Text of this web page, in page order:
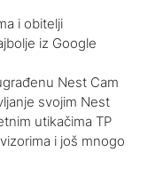
i obitelji
iz Google
Nest Cam
svojim Nest
utikačima TP
i još mnogo